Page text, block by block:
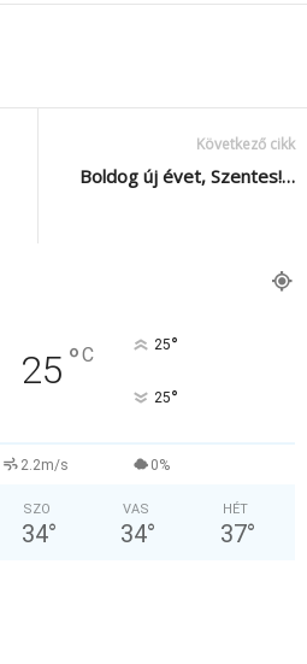
Következő cikk
Boldog új évet, Szentes!…
25 °C 25°
25°
2.2m/s 0%
SZO
34°
VAS
34°
HÉT
37°